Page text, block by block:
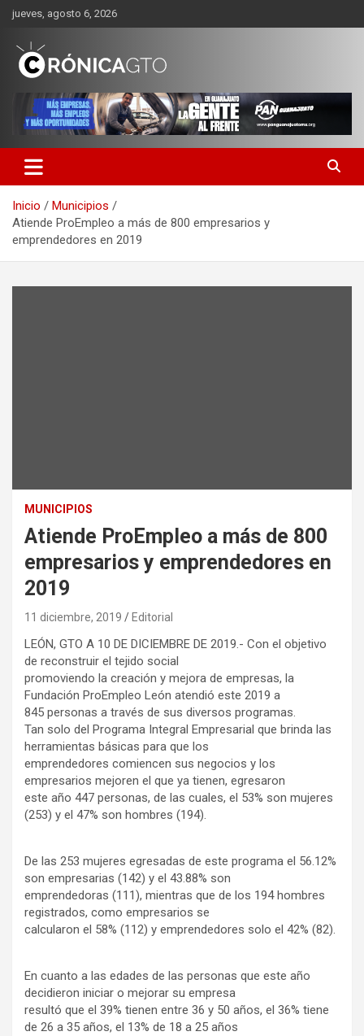
Saltar
contenido
jueves, agosto 6, 2026
CRONICA GUANAJUATO
Inicio
Municipios
Atiende ProEmpleo a más de 800 empresarios y
emprendedores en 2019
MUNICIPIOS
Atiende ProEmpleo a más de 800
empresarios y emprendedores en
2019
11 diciembre, 2019 Editorial
LEÓN, GTO A 10 DE DICIEMBRE DE 2019.- Con el objetivo
de reconstruir el tejido social
promoviendo la creación y mejora de empresas, la
Fundación ProEmpleo León atendió este 2019 a
845 personas a través de sus diversos programas.
Tan solo del Programa Integral Empresarial que brinda las
herramientas básicas para que los
emprendedores comiencen sus negocios y los
empresarios mejoren el que ya tienen, egresaron
este año 447 personas, de las cuales, el 53% son mujeres
(253) y el 47% son hombres (194).
De las 253 mujeres egresadas de este programa el 56.12%
son empresarias (142) y el 43.88% son
emprendedoras (111), mientras que de los 194 hombres
registrados, como empresarios se
calcularon el 58% (112) y emprendedores solo el 42% (82).
En cuanto a las edades de las personas que este año
decidieron iniciar o mejorar su empresa
resultó que el 39% tienen entre 36 y 50 años, el 36% tiene
de 26 a 35 años, el 13% de 18 a 25 años